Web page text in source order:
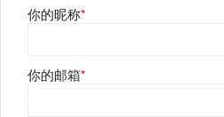
你的昵称*
你的邮箱*